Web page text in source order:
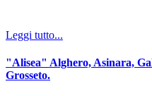
Leggi tutto...
"Alisea" Alghero, Asinara,
Grosseto.